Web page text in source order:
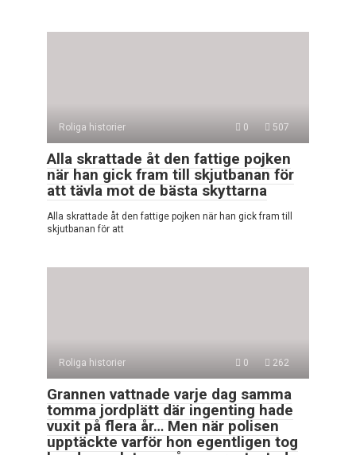
Roliga historier 0 507
Alla skrattade åt den fattige pojken
när han gick fram till skjutbanan för
att tävla mot de bästa skyttarna
Alla skrattade åt den fattige pojken när han gick fram till
skjutbanan för att
Roliga historier 0 262
Grannen vattnade varje dag samma
tomma jordplätt där ingenting hade
vuxit på flera år… Men när polisen
upptäckte varför hon egentligen tog